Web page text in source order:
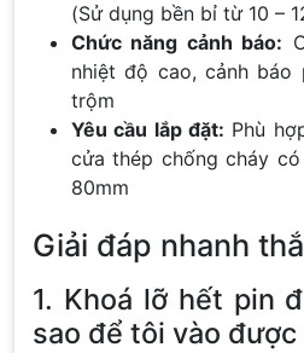
(Sử dụng bền bỉ từ 10 –
Chức năng cảnh báo:
nhiệt độ cao, cảnh báo
trộm
Yêu cầu lắp đặt: Phù
cửa thép chống cháy
80mm
Giải đáp nhanh
1. Khoá lỡ hết pin
sao để tôi vào được